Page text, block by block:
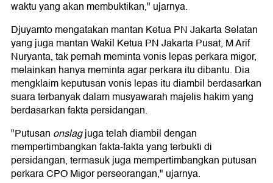
waktu yang akan membuktikan," ujarnya.
Djuyamto mengatakan mantan Ketua PN Jakarta Selatan
yang juga mantan Wakil Ketua PN Jakarta Pusat, M Arif
Nuryanta, tak pernah meminta vonis lepas perkara migor,
melainkan hanya meminta agar perkara itu dibantu. Dia
mengklaim keputusan vonis lepas itu diambil berdasarkan
suara terbanyak dalam musyawarah majelis hakim yang
berdasarkan fakta persidangan.
"Putusan onslagjuga telah diambil dengan
mempertimbangkan fakta-fakta yang terbukti di
persidangan, termasuk juga mempertimbangkan putusan
perkara CPO Migor perseorangan," ujarnya.